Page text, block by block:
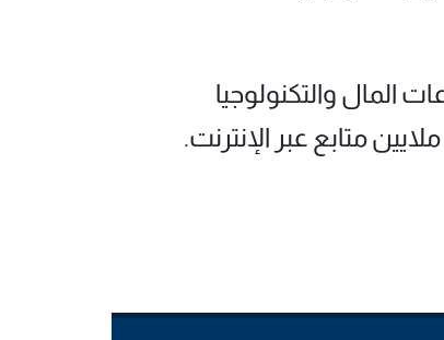
المال والتكنولوجيا